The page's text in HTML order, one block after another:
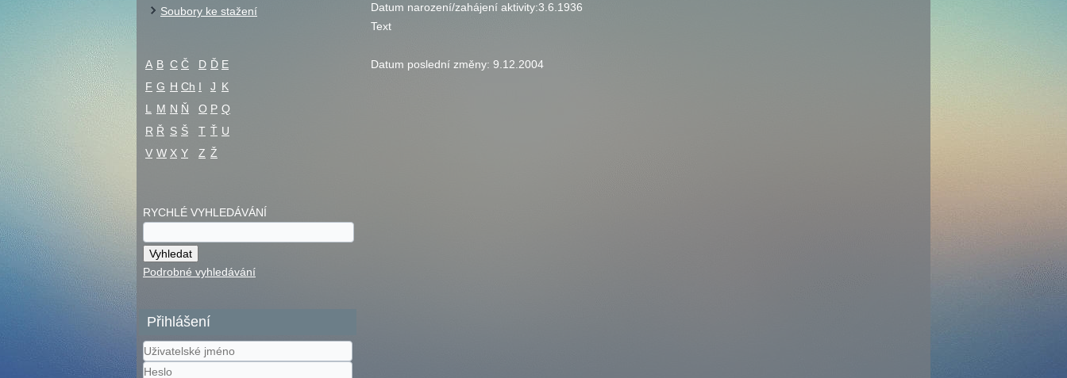
Soubory ke stažení
A B C Č D Ď E
F G H Ch I J K
L
M N Ň O P Q
R Ř S Š T Ť U
V W X Y Z Ž
RYCHLÉ VYHLEDÁVÁNÍ
Podrobné vyhledávání
Přihlášení
Uživatelské
Datum narození/zahájení aktivity:3.6.1936
Text
Datum poslední změny: 9.12.2004